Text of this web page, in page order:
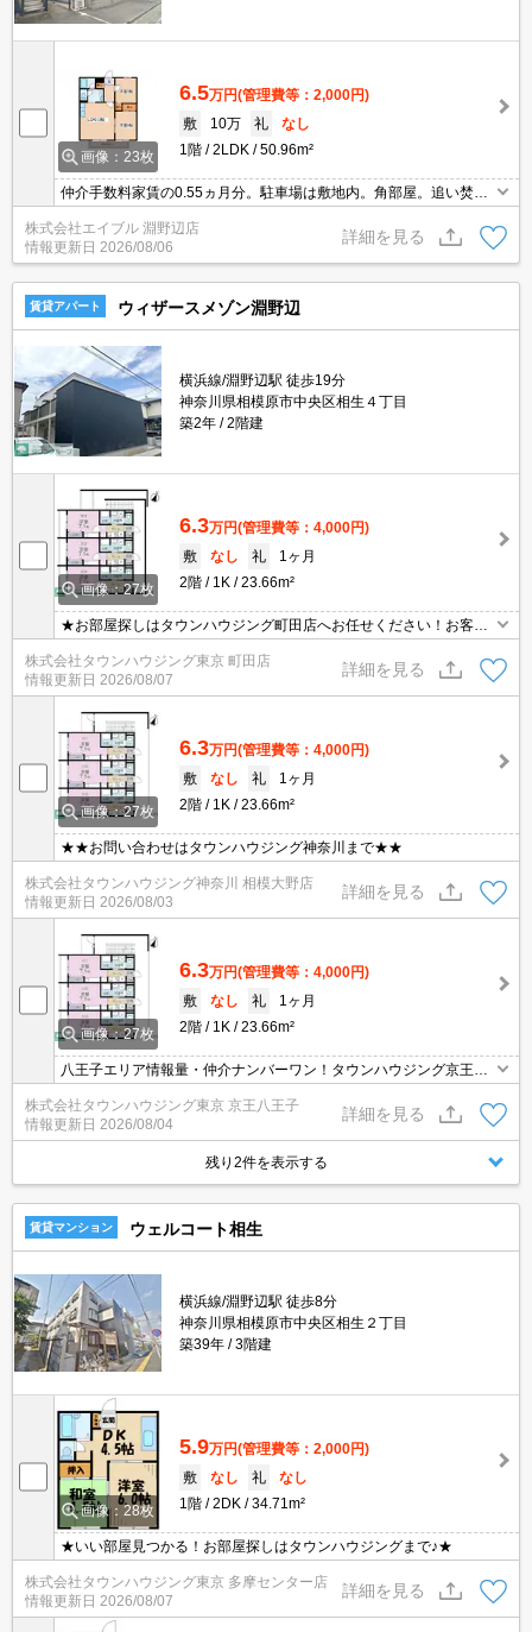
画像：23枚
6.5万円(管理費等：2,000円)
敷
10万 礼
なし
1階
2LDK 50.96m²
仲介手数料家賃の0.55ヵ月分。駐車場は敷地内。角部屋。追い焚き
機能付きバス。室内洗濯機置場。エアコン付き。事務手数料2,640
円。引越指定業者あり。
株式会社エイブル 淵野辺店
情報更新日 2026/08/06
詳細を見る
賃貸アパート ウィザースメゾン淵野辺
横浜線/淵野辺駅 徒歩19分
神奈川県相模原市中央区相生４丁目
築2年
2階建
画像：27枚
6.3万円(管理費等：4,000円)
敷
なし 礼
1ヶ月
2階
1K 23.66m²
★お部屋探しはタウンハウジング町田店へお任せください！お客様
のご条件にピッタリなお部屋をご紹介可能です！！お引越しのプロ
が精一杯お手伝いさせていただきます！！★
株式会社タウンハウジング東京 町田店
情報更新日 2026/08/07
詳細を見る
画像：27枚
6.3万円(管理費等：4,000円)
敷
なし 礼
1ヶ月
2階
1K 23.66m²
★★お問い合わせはタウンハウジング神奈川まで★★
株式会社タウンハウジング神奈川 相模大野店
情報更新日 2026/08/03
詳細を見る
画像：27枚
6.3万円(管理費等：4,000円)
敷
なし 礼
1ヶ月
2階
1K 23.66m²
八王子エリア情報量・仲介ナンバーワン！タウンハウジング京王八
王子店です!お客様用駐車場もございますので車でのご来店も大歓迎
です！
株式会社タウンハウジング東京 京王八王子
情報更新日 2026/08/04
詳細を見る
残り2件を表示する
賃貸マンション ウェルコート相生
横浜線/淵野辺駅 徒歩8分
神奈川県相模原市中央区相生２丁目
築39年
3階建
画像：28枚
5.9万円(管理費等：2,000円)
敷
なし 礼
なし
1階
2DK 34.71m²
★いい部屋見つかる！お部屋探しはタウンハウジングまで♪★
株式会社タウンハウジング東京 多摩センター店
情報更新日 2026/08/07
詳細を見る